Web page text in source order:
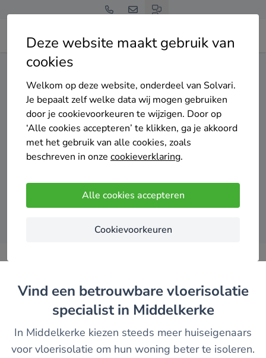
Deze website maakt gebruik van
cookies
Welkom op deze website, onderdeel van Solvari.
Je bepaalt zelf welke data wij mogen gebruiken
door je cookievoorkeuren te wijzigen. Door op
‘Alle cookies accepteren’ te klikken, ga je akkoord
met het gebruik van alle cookies, zoals
beschreven in onze cookieverklaring.
Alle cookies accepteren
Cookievoorkeuren
Home Vloerisolatie
Gratis en vrijblijvend
Top 20 vloerisolatie
specialisten in Middelkerke
Vergelijk offertes
Vind een betrouwbare vloerisolatie
specialist in Middelkerke
In Middelkerke kiezen steeds meer huiseigenaars
voor vloerisolatie om hun woning beter te isoleren.